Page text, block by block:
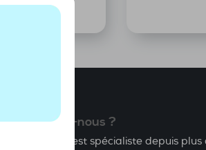
Qui sommes-nous ?
GOTO Games est spécialiste depuis